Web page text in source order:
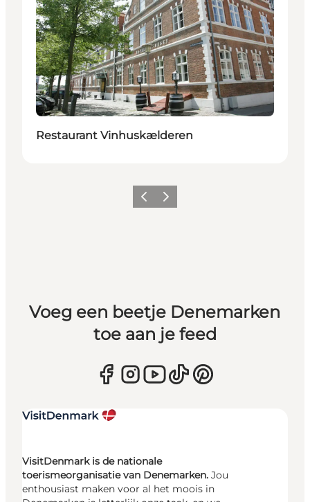
Restaurant Vinhuskælderen
Vorige Volgende
Voeg een beetje Denemarken
toe aan je feed
VisitDenmark is de nationale
toerismeorganisatie van Denemarken. Jou
enthousiast maken voor al het moois in